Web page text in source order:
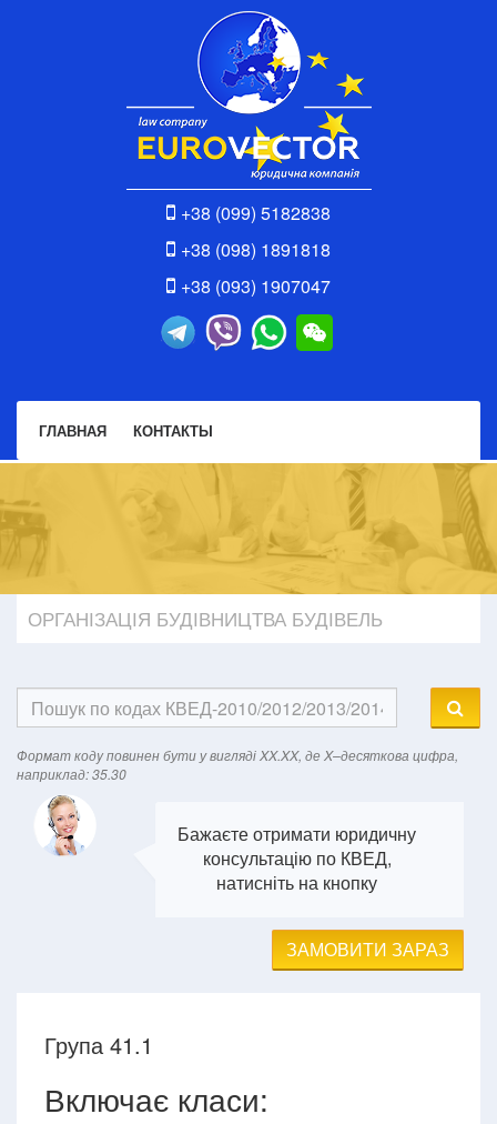
+38 (099) 5182838
+38 (098) 1891818
+38 (093) 1907047
ГЛАВНАЯ КОНТАКТЫ
ОРГАНІЗАЦІЯ БУДІВНИЦТВА БУДІВЕЛЬ
Формат кодy повинен бути у вигляді XX.XX, де X–десяткова цифра,
наприклад: 35.30
Бажаєте отримати юридичну
консультацію по КВЕД,
натисніть на кнопку
ЗАМОВИТИ ЗАРАЗ
Група 41.1
Включає класи: